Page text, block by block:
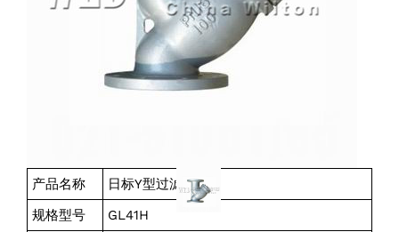
产品名称
日标Y型过滤器
规格型号
GL41H